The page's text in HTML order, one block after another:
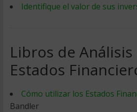
Identifique el valor de sus
Libros de Análisis
Estados
Cómo utilizar los Estados
Bandler